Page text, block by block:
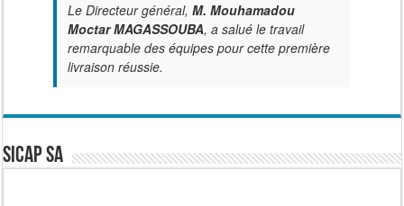
Le Directeur général, M. Mouhamadou
Moctar MAGASSOUBA, a salué le travail
remarquable des équipes pour cette première
livraison réussie.
SICAP SA